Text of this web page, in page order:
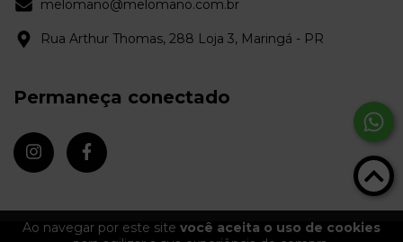
Ao navegar por este site você aceita o uso de cookies
melomano@melomano.com.br
Rua Arthur Thomas, 288 Loja 3, Maringá - PR
Permaneça conectado